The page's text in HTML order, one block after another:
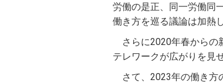
労働の是正、同一労働同
働き方を巡る議論は加熱し
さらに2020年春からの
テレワークが広がりを見
さて、2023年の働き